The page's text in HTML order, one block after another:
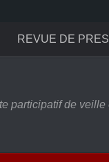
REVUE DE
participatif de